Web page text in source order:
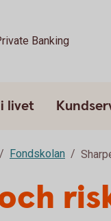
Banking
livet
Fondskolan